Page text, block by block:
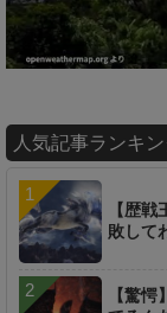
人気記事ランキ
【歴
敗して
【驚